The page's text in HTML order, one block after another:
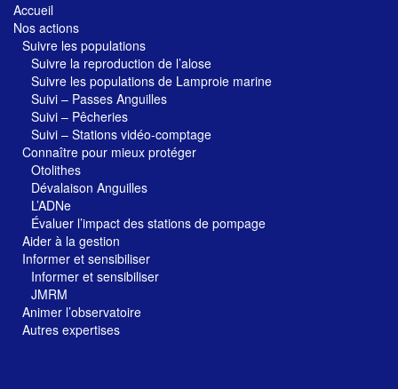
Accueil
Nos actions
Suivre les populations
Suivre la reproduction de l’alose
Suivre les populations de Lamproie marine
Suivi – Passes Anguilles
Suivi – Pêcheries
Suivi – Stations vidéo-comptage
Connaître pour mieux protéger
Otolithes
Dévalaison Anguilles
L’ADNe
Évaluer l’impact des stations de pompage
Aider à la gestion
Informer et sensibiliser
Informer et sensibiliser
JMRM
Animer l’observatoire
Autres expertises